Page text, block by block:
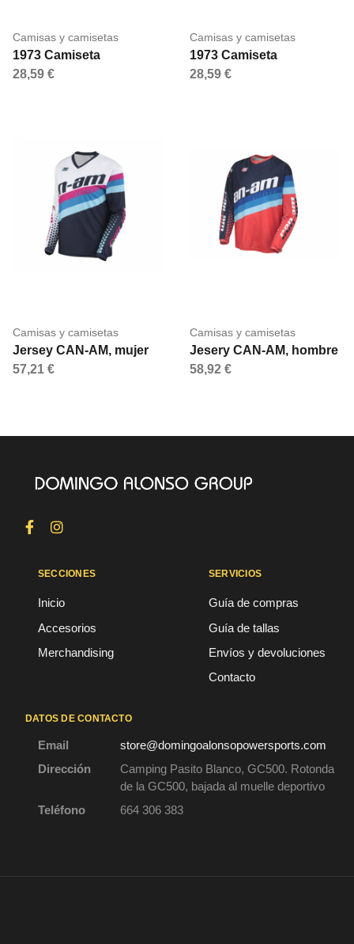
Camisas y camisetas
1973 Camiseta
28,59 €
Camisas y camisetas
1973 Camiseta
28,59 €
Camisas y camisetas
Jersey CAN-AM, mujer
57,21 €
Camisas y camisetas
Jesery CAN-AM, hombre
58,92 €
SECCIONES
Inicio
Accesorios
Merchandising
SERVICIOS
Guía de compras
Guía de tallas
Envíos y devoluciones
Contacto
DATOS DE CONTACTO
Email
store@domingoalonsopowersports.com
Dirección
Camping Pasito Blanco, GC500. Rotonda
de la GC500, bajada al muelle deportivo
Teléfono
664 306 383